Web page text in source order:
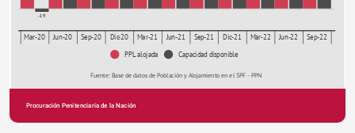
Mar-20 Jun-20 Sep-20 Dic-20 Mar-21 Jun-21 Sep-21 Dic-21 Mar-22 Jun-22 Sep-22
-19
PPL alojada Capacidad disponible
Fuente: Base de datos de Población y Alojamiento en el SPF - PPN
Procuración Penitenciaria de la Nación